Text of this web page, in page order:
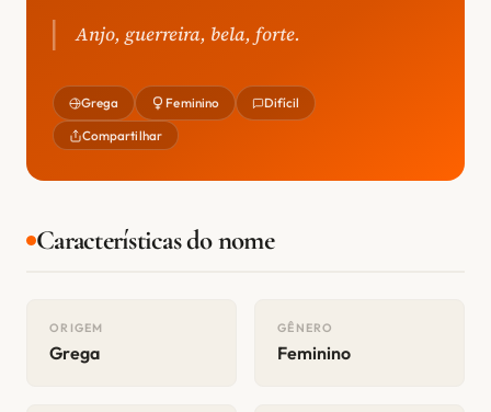
Anjo, guerreira, bela, forte.
Grega Feminino Difícil
Compartilhar
Características do nome
ORIGEM
Grega
GÊNERO
Feminino